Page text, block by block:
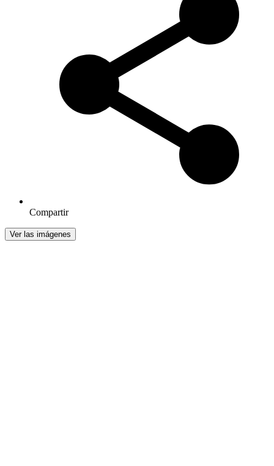
Compartir
Ver las imágenes